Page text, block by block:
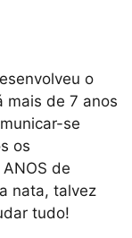
o
mais de 7 anos
se
os
de
nata, talvez
tudo!